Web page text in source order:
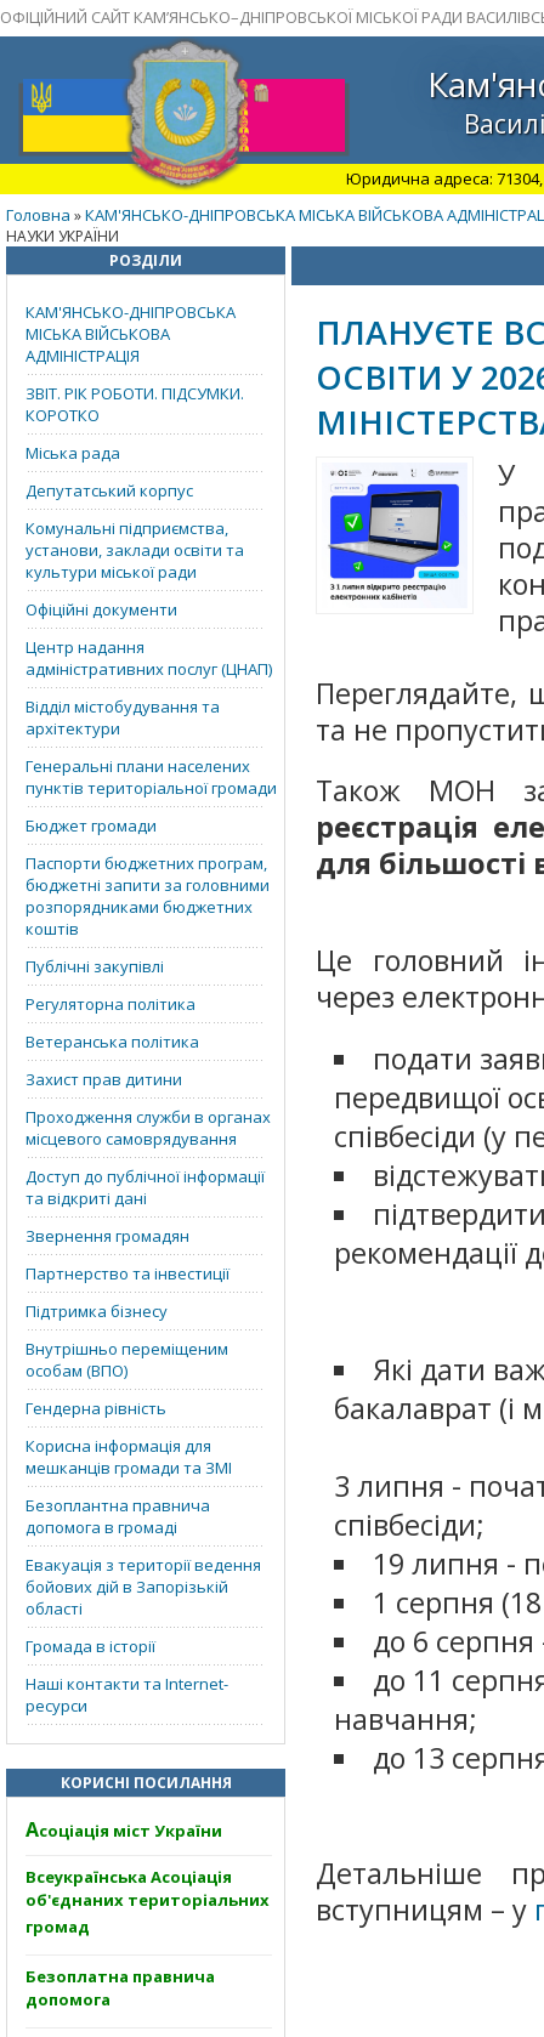
ОФІЦІЙНИЙ САЙТ КАМ’ЯНСЬКО–ДНІПРОВСЬКОЇ МІСЬКОЇ РАДИ
Юридична адреса: 71304,
Головна »КАМ'ЯНСЬКО-ДНІПРОВСЬКА МІСЬКА ВІЙСЬКОВА
НАУКИ УКРАЇНИ
РОЗДІЛИ
КАМ'ЯНСЬКО-ДНІПРОВСЬКА
МІСЬКА ВІЙСЬКОВА
АДМІНІСТРАЦІЯ
ЗВІТ. РІК РОБОТИ. ПІДСУМКИ.
КОРОТКО
Міська рада
Депутатський корпус
Комунальні підприємства,
установи, заклади освіти та
культури міської ради
Офіційні документи
Центр надання
адміністративних послуг (ЦНАП)
Відділ містобудування та
архітектури
Генеральні плани населених
пунктів територіальної громади
Бюджет громади
Паспорти бюджетних програм,
бюджетні запити за головними
розпорядниками бюджетних
коштів
Публічні закупівлі
Регуляторна політика
Ветеранська політика
Захист прав дитини
Проходження служби в органах
місцевого самоврядування
Доступ до публічної інформації
та відкриті дані
Звернення громадян
Партнерство та інвестиції
Підтримка бізнесу
Внутрішньо переміщеним
особам (ВПО)
Гендерна рівність
Корисна інформація для
мешканців громади та ЗМІ
Безоплантна правнича
допомога в громаді
Евакуація з території ведення
бойових дій в Запорізькій
області
Громада в історії
Наші контакти та Internet-
ресурси
КОРИСНІ ПОСИЛАННЯ
Асоціація міст України
Всеукраїнська Асоціація
об'єднаних територіальних
громад
Безоплатна правнича
допомога
ПЛАНУЄТЕ
ОСВІТИ У
У
Переглядайте,
та не
Також МОН
реєстрація
для більшості
Це головний
через
подати
передвищої
співбесіди (у
рекомендації
Які дати
бакалаврат (і
3 липня -
співбесіди;
19 липня -
1 серпня
до 6 серпня
до 11
навчання;
до 13
Детальніше
вступницям – у